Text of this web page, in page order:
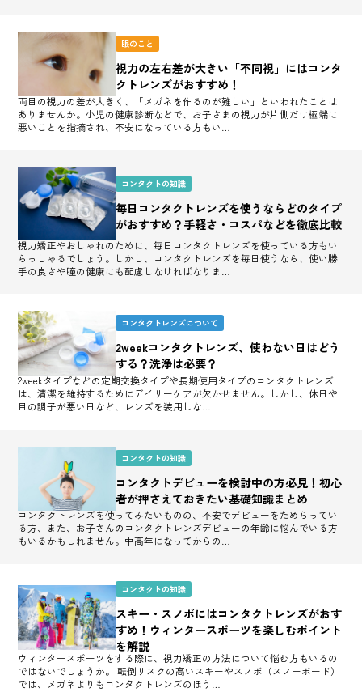
眼のこと
視力の左右差が大きい「不同視」にはコンタ
クトレンズがおすすめ！
両目の視力の差が大きく、「メガネを作るのが難しい」といわれたことは
ありませんか。小児の健康診断などで、お子さまの視力が片側だけ極端に
悪いことを指摘され、不安になっている方もい…
コンタクトの知識
毎日コンタクトレンズを使うならどのタイプ
がおすすめ？手軽さ・コスパなどを徹底比較
視力矯正やおしゃれのために、毎日コンタクトレンズを使っている方もい
らっしゃるでしょう。しかし、コンタクトレンズを毎日使うなら、使い勝
手の良さや瞳の健康にも配慮しなければなりま…
コンタクトレンズについて
2weekコンタクトレンズ、使わない日はどう
する？洗浄は必要？
2weekタイプなどの定期交換タイプや長期使用タイプのコンタクトレンズ
は、清潔を維持するためにデイリーケアが欠かせません。しかし、休日や
目の調子が悪い日など、レンズを装用しな…
コンタクトの知識
コンタクトデビューを検討中の方必見！初心
者が押さえておきたい基礎知識まとめ
コンタクトレンズを使ってみたいものの、不安でデビューをためらってい
る方、また、お子さんのコンタクトレンズデビューの年齢に悩んでいる方
もいるかもしれません。中高年になってからの…
コンタクトの知識
スキー・スノボにはコンタクトレンズがおす
すめ！ウィンタースポーツを楽しむポイント
を解説
ウィンタースポーツをする際に、視力矯正の方法について悩む方もいるの
ではないでしょうか。 転倒リスクの高いスキーやスノボ（スノーボード）
では、メガネよりもコンタクトレンズのほう…